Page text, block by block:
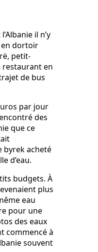
il n’y
en dortoir
petit-
restaurant en
de bus
par jour
des
que ce
byrek acheté
d’eau.
budgets. À
plus
eau
pour une
des eaux
commencé à
souvent